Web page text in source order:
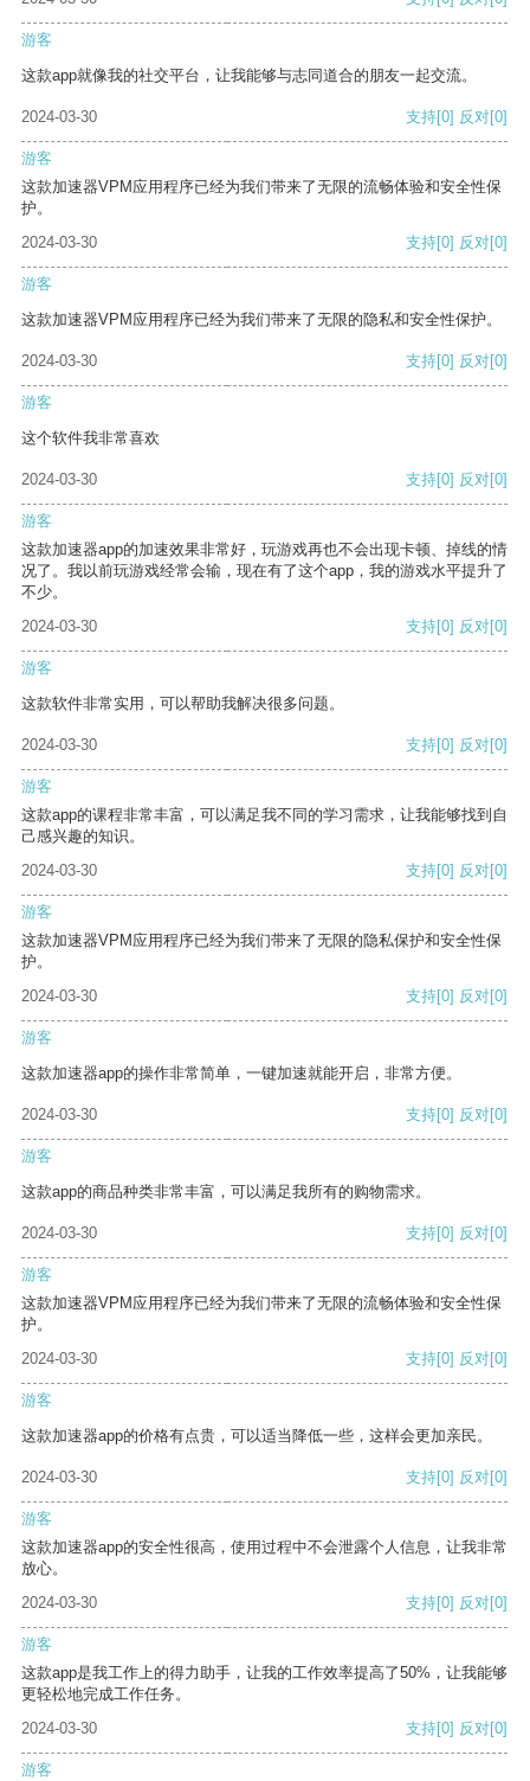
游客
这款app就像我的社交平台，让我能够与志同道合的朋友一起交流。
2024-03-30 支持[0] 反对[0]
游客
这款加速器VPM应用程序已经为我们带来了无限的流畅体验和安全性保
护。
2024-03-30
支持[0] 反对[0]
游客
这款加速器VPM应用程序已经为我们带来了无限的隐私和安全性保护。
2024-03-30 支持[0] 反对[0]
游客
这个软件我非常喜欢
2024-03-30 支持[0] 反对[0]
游客
这款加速器app的加速效果非常好，玩游戏再也不会出现卡顿、掉线的情
况了。我以前玩游戏经常会输，现在有了这个app，我的游戏水平提升了
不少。
2024-03-30
支持[0] 反对[0]
游客
这款软件非常实用，可以帮助我解决很多问题。
2024-03-30 支持[0] 反对[0]
游客
这款app的课程非常丰富，可以满足我不同的学习需求，让我能够找到自
己感兴趣的知识。
2024-03-30
支持[0] 反对[0]
游客
这款加速器VPM应用程序已经为我们带来了无限的隐私保护和安全性保
护。
2024-03-30
支持[0] 反对[0]
游客
这款加速器app的操作非常简单，一键加速就能开启，非常方便。
2024-03-30 支持[0] 反对[0]
游客
这款app的商品种类非常丰富，可以满足我所有的购物需求。
2024-03-30 支持[0] 反对[0]
游客
这款加速器VPM应用程序已经为我们带来了无限的流畅体验和安全性保
护。
2024-03-30
支持[0] 反对[0]
游客
这款加速器app的价格有点贵，可以适当降低一些，这样会更加亲民。
2024-03-30 支持[0] 反对[0]
游客
这款加速器app的安全性很高，使用过程中不会泄露个人信息，让我非常
放心。
2024-03-30
支持[0] 反对[0]
游客
这款app是我工作上的得力助手，让我的工作效率提高了50%，让我能够
更轻松地完成工作任务。
2024-03-30
支持[0] 反对[0]
游客